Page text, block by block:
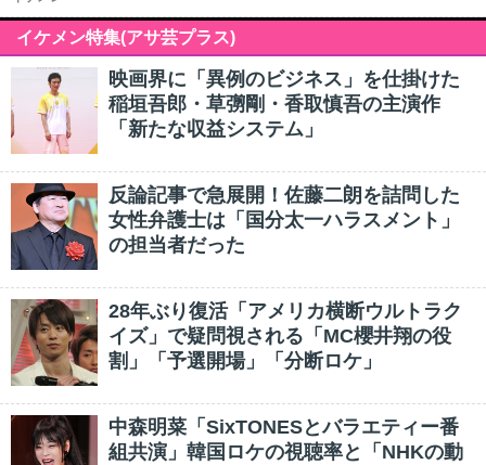
イケメン特集(アサ芸プラス)
映画界に「異例のビジネス」を仕掛けた
稲垣吾郎・草彅剛・香取慎吾の主演作
「新たな収益システム」
反論記事で急展開！佐藤二朗を詰問した
女性弁護士は「国分太一ハラスメント」
の担当者だった
28年ぶり復活「アメリカ横断ウルトラク
イズ」で疑問視される「MC櫻井翔の役
割」「予選開場」「分断ロケ」
中森明菜「SixTONESとバラエティー番
組共演」韓国ロケの視聴率と「NHKの動